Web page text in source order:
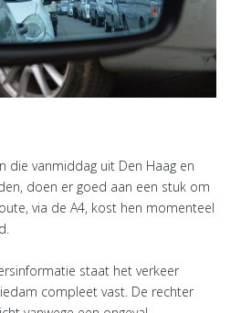
die vanmiddag uit Den Haag en
doen er goed aan een stuk om
via de A4, kost hen momenteel
staat het verkeer
compleet vast. De rechter